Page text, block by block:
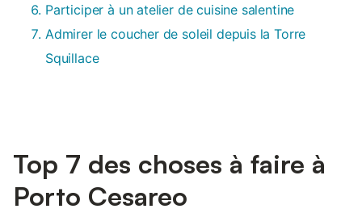
Participer à un atelier de cuisine salentine
Admirer le coucher de soleil depuis la Torre
Squillace
Top 7 des choses à faire à
Porto Cesareo